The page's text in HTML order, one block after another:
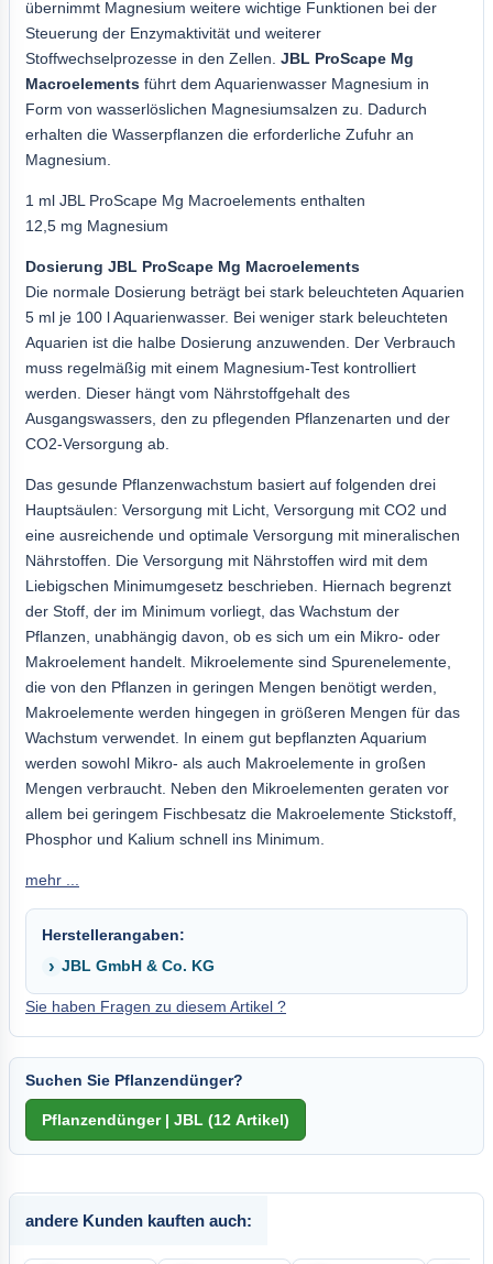
übernimmt Magnesium weitere wichtige Funktionen bei der
Steuerung der Enzymaktivität und weiterer
Stoffwechselprozesse in den Zellen. JBL ProScape Mg
Macroelements führt dem Aquarienwasser Magnesium in
Form von wasserlöslichen Magnesiumsalzen zu. Dadurch
erhalten die Wasserpflanzen die erforderliche Zufuhr an
Magnesium.
1 ml JBL ProScape Mg Macroelements enthalten
12,5 mg Magnesium
Dosierung JBL ProScape Mg Macroelements
Die normale Dosierung beträgt bei stark beleuchteten Aquarien
5 ml je 100 l Aquarienwasser. Bei weniger stark beleuchteten
Aquarien ist die halbe Dosierung anzuwenden. Der Verbrauch
muss regelmäßig mit einem Magnesium-Test kontrolliert
werden. Dieser hängt vom Nährstoffgehalt des
Ausgangswassers, den zu pflegenden Pflanzenarten und der
CO2-Versorgung ab.
Das gesunde Pflanzenwachstum basiert auf folgenden drei
Hauptsäulen: Versorgung mit Licht, Versorgung mit CO2 und
eine ausreichende und optimale Versorgung mit mineralischen
Nährstoffen. Die Versorgung mit Nährstoffen wird mit dem
Liebigschen Minimumgesetz beschrieben. Hiernach begrenzt
der Stoff, der im Minimum vorliegt, das Wachstum der
Pflanzen, unabhängig davon, ob es sich um ein Mikro- oder
Makroelement handelt. Mikroelemente sind Spurenelemente,
die von den Pflanzen in geringen Mengen benötigt werden,
Makroelemente werden hingegen in größeren Mengen für das
Wachstum verwendet. In einem gut bepflanzten Aquarium
werden sowohl Mikro- als auch Makroelemente in großen
Mengen verbraucht. Neben den Mikroelementen geraten vor
allem bei geringem Fischbesatz die Makroelemente Stickstoff,
Phosphor und Kalium schnell ins Minimum.
mehr ...
Herstellerangaben:
JBL GmbH & Co. KG
Sie haben Fragen zu diesem Artikel ?
Suchen Sie Pflanzendünger?
andere Kunden kauften auch: